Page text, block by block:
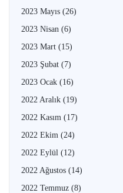
2023 Mayıs (26)
2023 Nisan (6)
2023 Mart (15)
2023 Şubat (7)
2023 Ocak (16)
2022 Aralık (19)
2022 Kasım (17)
2022 Ekim (24)
2022 Eylül (12)
2022 Ağustos (14)
2022 Temmuz (8)